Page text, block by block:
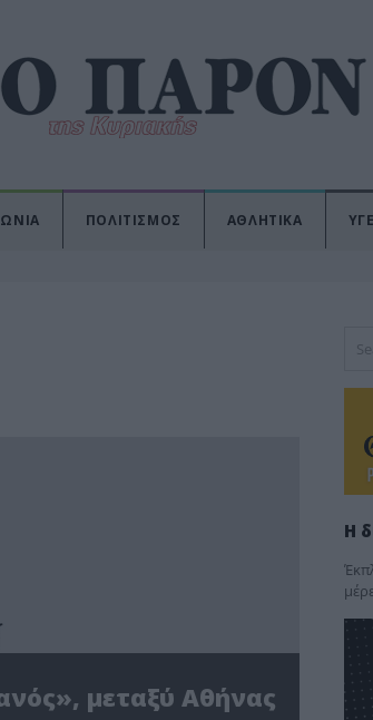
ΠΟΛΙΤΙΣΜΟΣ ΑΘΛΗΤΙΚΑ
μεταξύ Αθήνας
Η